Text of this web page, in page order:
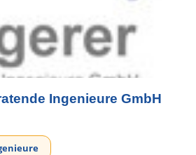
Ingenieure GmbH